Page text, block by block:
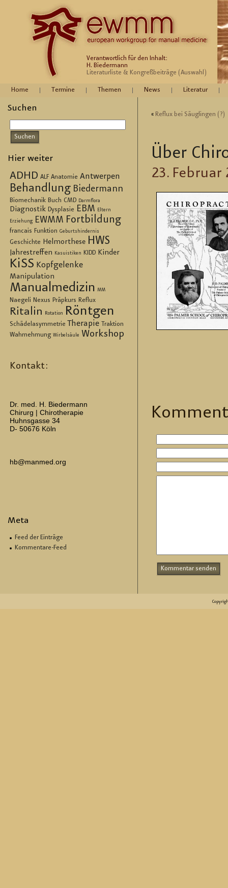
Verantwortlich für den Inhalt:
H. Biedermann
Literaturliste & Kongreßbeiträge (Auswahl)
Home Termine Themen News Literatur
Suchen
Hier weiter
ADHD ALF Anatomie Antwerpen
Behandlung Biedermann
Biomechanik Buch CMD Darmflora
Diagnostik Dysplasie EBM Eltern
Erziehung EWMM Fortbildung
francais Funktion Geburtshindernis
Geschichte Helmorthese HWS
Jahrestreffen Kasuistiken KIDD Kinder
KiSS Kopfgelenke
Manipulation
Manualmedizin MM
Naegeli Nexus Präpkurs Reflux
Ritalin Rotation Röntgen
Schädelasymmetrie Therapie Traktion
Wahrnehmung Wirbelsäule Workshop
Kontakt:
Dr. med. H. Biedermann
Chirurg | Chirotherapie
Huhnsgasse 34
D- 50676 Köln
hb@manmed.org
Meta
Feed der Einträge
Kommentare-Feed
« Re­flux bei Säug­lin­gen (?)
Über
23. Fe­bru­ar